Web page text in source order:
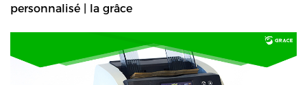
personnalisé | la grâce